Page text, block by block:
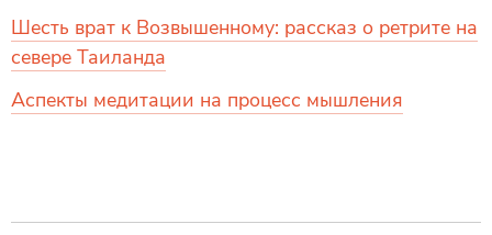
Шесть врат к Возвышенному: рассказ о ретрите на
севере Таиланда
Аспекты медитации на процесс мышления